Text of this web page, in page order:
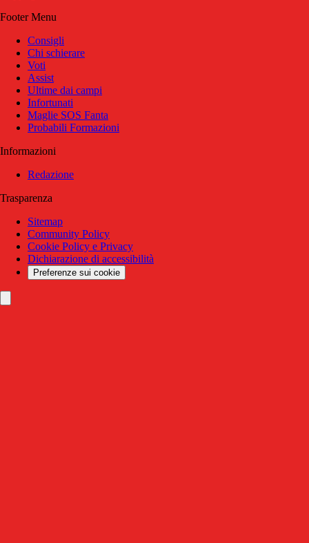
Footer Menu
Consigli
Chi schierare
Voti
Assist
Ultime dai campi
Infortunati
Maglie SOS Fanta
Probabili Formazioni
Informazioni
Redazione
Trasparenza
Sitemap
Community Policy
Cookie Policy e Privacy
Dichiarazione di accessibilità
Preferenze sui cookie